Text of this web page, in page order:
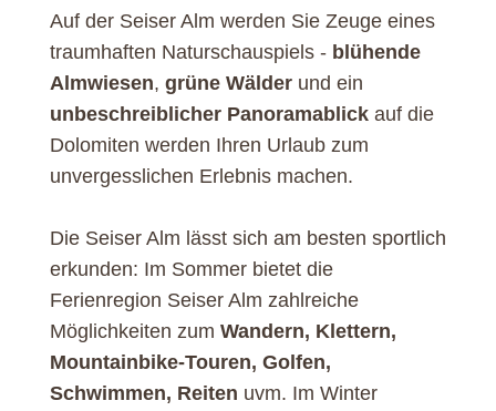
Auf der Seiser Alm werden Sie Zeuge eines
traumhaften Naturschauspiels - blühende
Almwiesen, grüne Wälderund ein
unbeschreiblicher Panoramablickauf die
Dolomiten werden Ihren Urlaub zum
unvergesslichen Erlebnis machen.
Die Seiser Alm lässt sich am besten sportlich
erkunden: Im Sommer bietet die
Ferienregion Seiser Alm zahlreiche
Möglichkeiten zum Wandern, Klettern,
Mountainbike-Touren, Golfen,
Schwimmen, Reiten uvm. Im Winter